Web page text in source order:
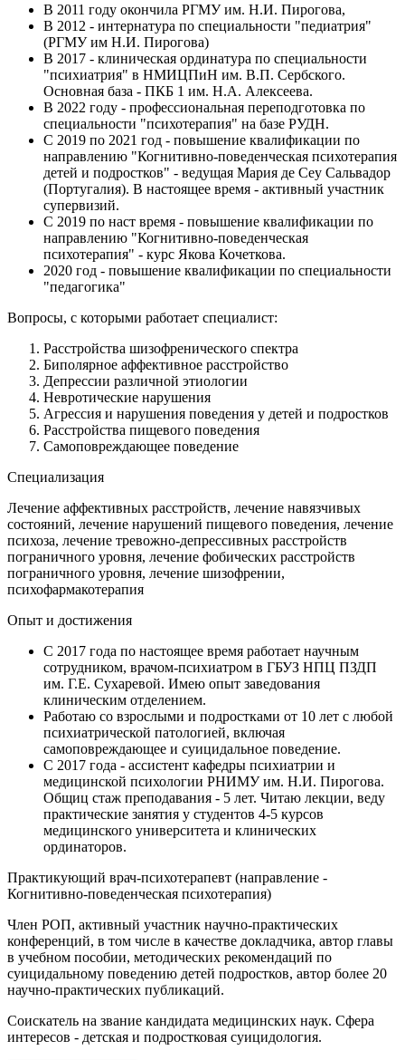
В 2011 году окончила РГМУ им. Н.И. Пирогова,
В 2012 - интернатура по специальности "педиатрия"
(РГМУ им Н.И. Пирогова)
В 2017 - клиническая ординатура по специальности
"психиатрия" в НМИЦПиН им. В.П. Сербского.
Основная база - ПКБ 1 им. Н.А. Алексеева.
В 2022 году - профессиональная переподготовка по
специальности "психотерапия" на базе РУДН.
С 2019 по 2021 год - повышение квалификации по
направлению "Когнитивно-поведенческая психотерапия
детей и подростков" - ведущая Мария де Сеу Сальвадор
(Португалия). В настоящее время - активный участник
супервизий.
С 2019 по наст время - повышение квалификации по
направлению "Когнитивно-поведенческая
психотерапия" - курс Якова Кочеткова.
2020 год - повышение квалификации по специальности
"педагогика"
Вопросы, с которыми работает специалист:
Расстройства шизофренического спектра
Биполярное аффективное расстройство
Депрессии различной этиологии
Невротические нарушения
Агрессия и нарушения поведения у детей и подростков
Расстройства пищевого поведения
Самоповреждающее поведение
Специализация
Лечение аффективных расстройств, лечение навязчивых
состояний, лечение нарушений пищевого поведения, лечение
психоза, лечение тревожно-депрессивных расстройств
пограничного уровня, лечение фобических расстройств
пограничного уровня, лечение шизофрении,
психофармакотерапия
Опыт и достижения
С 2017 года по настоящее время работает научным
сотрудником, врачом-психиатром в ГБУЗ НПЦ ПЗДП
им. Г.Е. Сухаревой. Имею опыт заведования
клиническим отделением.
Работаю со взрослыми и подростками от 10 лет с любой
психиатрической патологией, включая
самоповреждающее и суицидальное поведение.
С 2017 года - ассистент кафедры психиатрии и
медицинской психологии РНИМУ им. Н.И. Пирогова.
Общиц стаж преподавания - 5 лет. Читаю лекции, веду
практические занятия у студентов 4-5 курсов
медицинского университета и клинических
ординаторов.
Практикующий врач-психотерапевт (направление -
Когнитивно-поведенческая психотерапия)
Член РОП, активный участник научно-практических
конференций, в том числе в качестве докладчика, автор главы
в учебном пособии, методических рекомендаций по
суицидальному поведению детей подростков, автор более 20
научно-практических публикаций.
Соискатель на звание кандидата медицинских наук. Сфера
интересов - детская и подростковая суицидология.